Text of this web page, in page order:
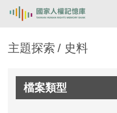
新生訓導處
主題探索 史料
檔案類型